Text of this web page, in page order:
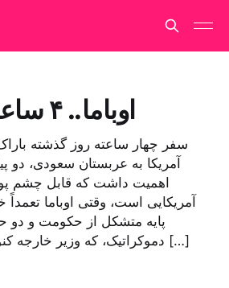
اوباما.. ۴ ساعت در ریاض
سفر چهار ساعته روز گذشته
آمریکا به عربستان سعودی، دو
اهمیت داشت که قابل چشم
آمریکایی است، وقتی اوباما
پایه متشکل از حکومت و
دموکراتیک، که وزیر خارجه کنونی و دو وزیر خارجه […]